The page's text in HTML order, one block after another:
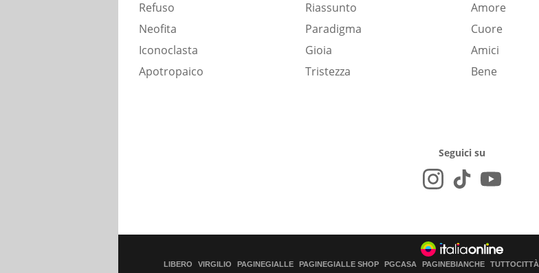
Refuso
Neofita
Iconoclasta
Apotropaico
Riassunto
Paradigma
Gioia
Tristezza
Amore
Cuore
Amici
Bene
Seguici su
LIBERO VIRGILIO PAGINEGIALLE PAGINEGIALLE SHOP PGCASA PAGINEBIANCHE TUTTOCITTÀ